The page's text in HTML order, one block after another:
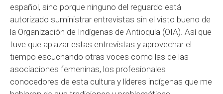
español, sino porque ninguno del reguardo está
autorizado suministrar entrevistas sin el visto bueno de
la Organización de Indígenas de Antioquia (OIA). Así que
tuve que aplazar estas entrevistas y aprovechar el
tiempo escuchando otras voces como las de las
asociaciones femeninas, los profesionales
conocedores de esta cultura y líderes indígenas que me